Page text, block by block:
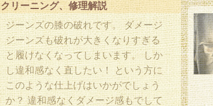
クリーニング、修理解説
ジーンズの膝の破れです。 ダメージ
ジーンズも破れが大きくなりすぎる
と履けなくなってしまいます。 しか
し違和感なく直したい！ という方に
このような仕上げはいかがでしょう
か？ 違和感なくダメージ感もでして